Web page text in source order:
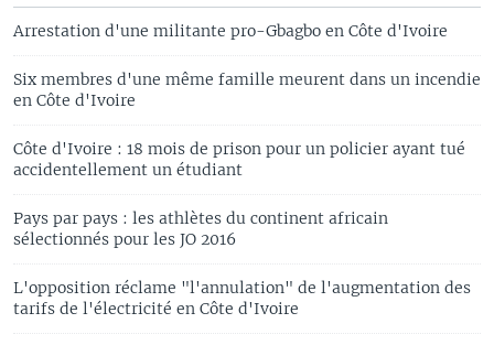
Arrestation d'une militante pro-Gbagbo en Côte d'Ivoire
Six membres d'une même famille meurent dans un incendie
en Côte d'Ivoire
Côte d'Ivoire : 18 mois de prison pour un policier ayant tué
accidentellement un étudiant
Pays par pays : les athlètes du continent africain
sélectionnés pour les JO 2016
L'opposition réclame "l'annulation" de l'augmentation des
tarifs de l'électricité en Côte d'Ivoire